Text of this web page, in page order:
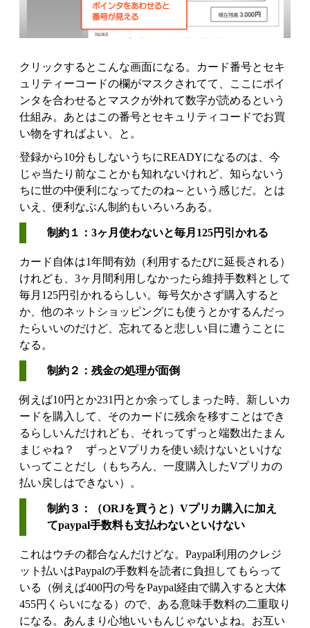
クリックするとこんな画面になる。カード番号とセキ
ュリティーコードの欄がマスクされてて、ここにポイ
ンタを合わせるとマスクが外れて数字が読めるという
仕組み。あとはこの番号とセキュリティコードでお買
い物をすればよい、と。
登録から10分もしないうちにREADYになるのは、今
じゃ当たり前なことかも知れないけれど、知らないう
ちに世の中便利になってたのね～という感じだ。とは
いえ、便利なぶん制約もいろいろある。
制約１：3ヶ月使わないと毎月125円引かれる
カード自体は1年間有効（利用するたびに延長される）
けれども、3ヶ月間利用しなかったら維持手数料として
毎月125円引かれるらしい。毎号欠かさず購入すると
か、他のネットショッピングにも使うとかするんだっ
たらいいのだけど、忘れてると悲しい目に遭うことに
なる。
制約２：残金の処理が面倒
例えば10円とか231円とか余ってしまった時、新しいカ
ードを購入して、そのカードに残余を移すことはでき
るらしいんだけれども、それってずっと端数出たまん
まじゃね？ ずっとVプリカを使い続けないといけな
いってことだし（もちろん、一度購入したVプリカの
払い戻しはできない）。
制約３：（ORJを買うと）Vプリカ購入に加え
てpaypal手数料も支払わないといけない
これはウチの都合なんだけどな。Paypal利用のクレジ
ット払いはPaypalの手数料を読者に負担してもらって
いる（例えば400円の号をPaypal経由で購入すると大体
455円くらいになる）ので、ある意味手数料の二重取り
になる。あんまり心地いいもんじゃないよね。お互い